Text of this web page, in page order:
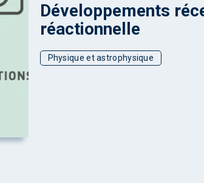
Développements
réactionnelle
Physique et astrophysique